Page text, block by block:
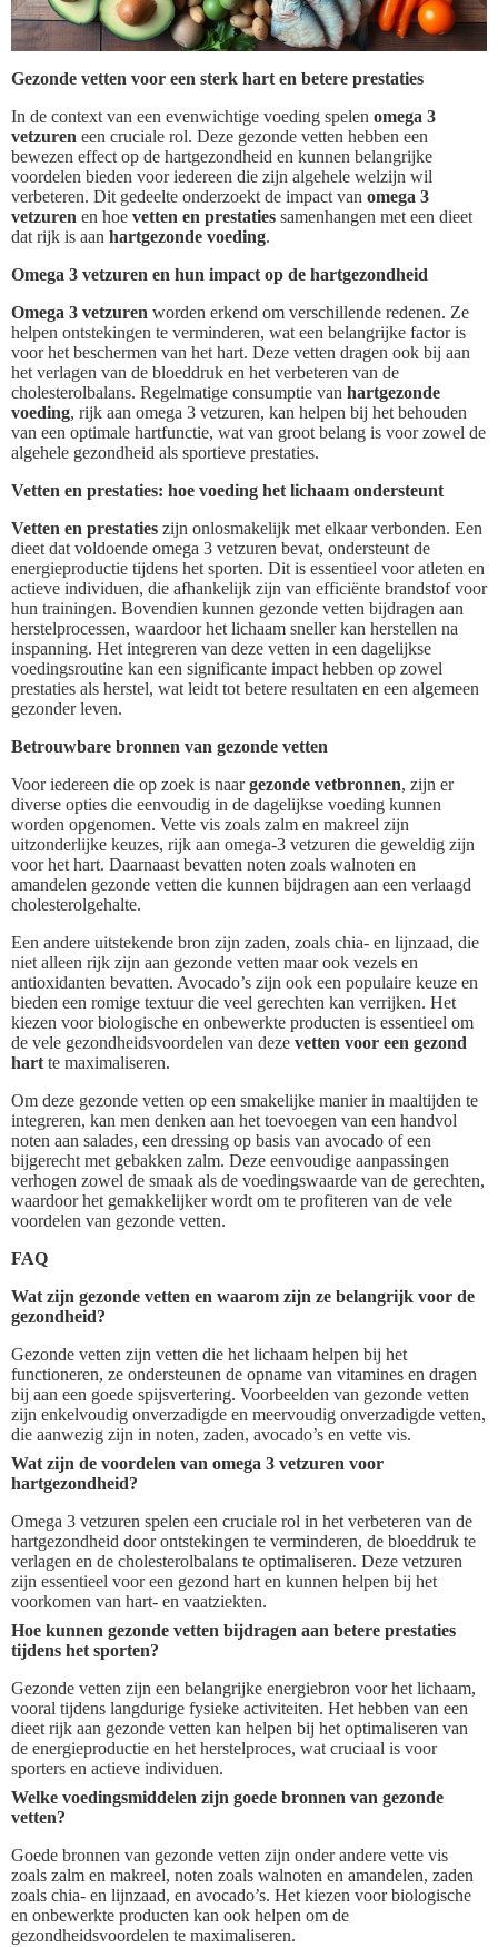
Gezonde vetten voor een sterk hart en betere prestaties
In de context van een evenwichtige voeding spelen omega 3
vetzuren een cruciale rol. Deze gezonde vetten hebben een
bewezen effect op de hartgezondheid en kunnen belangrijke
voordelen bieden voor iedereen die zijn algehele welzijn wil
verbeteren. Dit gedeelte onderzoekt de impact van omega 3
vetzuren en hoe vetten en prestaties samenhangen met een dieet
dat rijk is aan hartgezonde voeding.
Omega 3 vetzuren en hun impact op de hartgezondheid
Omega 3 vetzuren worden erkend om verschillende redenen. Ze
helpen ontstekingen te verminderen, wat een belangrijke factor is
voor het beschermen van het hart. Deze vetten dragen ook bij aan
het verlagen van de bloeddruk en het verbeteren van de
cholesterolbalans. Regelmatige consumptie van hartgezonde
voeding, rijk aan omega 3 vetzuren, kan helpen bij het behouden
van een optimale hartfunctie, wat van groot belang is voor zowel de
algehele gezondheid als sportieve prestaties.
Vetten en prestaties: hoe voeding het lichaam ondersteunt
Vetten en prestaties zijn onlosmakelijk met elkaar verbonden. Een
dieet dat voldoende omega 3 vetzuren bevat, ondersteunt de
energieproductie tijdens het sporten. Dit is essentieel voor atleten en
actieve individuen, die afhankelijk zijn van efficiënte brandstof voor
hun trainingen. Bovendien kunnen gezonde vetten bijdragen aan
herstelprocessen, waardoor het lichaam sneller kan herstellen na
inspanning. Het integreren van deze vetten in een dagelijkse
voedingsroutine kan een significante impact hebben op zowel
prestaties als herstel, wat leidt tot betere resultaten en een algemeen
gezonder leven.
Betrouwbare bronnen van gezonde vetten
Voor iedereen die op zoek is naargezonde vetbronnen, zijn er
diverse opties die eenvoudig in de dagelijkse voeding kunnen
worden opgenomen. Vette vis zoals zalm en makreel zijn
uitzonderlijke keuzes, rijk aan omega-3 vetzuren die geweldig zijn
voor het hart. Daarnaast bevatten noten zoals walnoten en
amandelen gezonde vetten die kunnen bijdragen aan een verlaagd
cholesterolgehalte.
Een andere uitstekende bron zijn zaden, zoals chia- en lijnzaad, die
niet alleen rijk zijn aan gezonde vetten maar ook vezels en
antioxidanten bevatten. Avocado’s zijn ook een populaire keuze en
bieden een romige textuur die veel gerechten kan verrijken. Het
kiezen voor biologische en onbewerkte producten is essentieel om
de vele gezondheidsvoordelen van deze vetten voor een gezond
hart te maximaliseren.
Om deze gezonde vetten op een smakelijke manier in maaltijden te
integreren, kan men denken aan het toevoegen van een handvol
noten aan salades, een dressing op basis van avocado of een
bijgerecht met gebakken zalm. Deze eenvoudige aanpassingen
verhogen zowel de smaak als de voedingswaarde van de gerechten,
waardoor het gemakkelijker wordt om te profiteren van de vele
voordelen van gezonde vetten.
FAQ
Wat zijn gezonde vetten en waarom zijn ze belangrijk voor de
gezondheid?
Gezonde vetten zijn vetten die het lichaam helpen bij het
functioneren, ze ondersteunen de opname van vitamines en dragen
bij aan een goede spijsvertering. Voorbeelden van gezonde vetten
zijn enkelvoudig onverzadigde en meervoudig onverzadigde vetten,
die aanwezig zijn in noten, zaden, avocado’s en vette vis.
Wat zijn de voordelen van omega 3 vetzuren voor
hartgezondheid?
Omega 3 vetzuren spelen een cruciale rol in het verbeteren van de
hartgezondheid door ontstekingen te verminderen, de bloeddruk te
verlagen en de cholesterolbalans te optimaliseren. Deze vetzuren
zijn essentieel voor een gezond hart en kunnen helpen bij het
voorkomen van hart- en vaatziekten.
Hoe kunnen gezonde vetten bijdragen aan betere prestaties
tijdens het sporten?
Gezonde vetten zijn een belangrijke energiebron voor het lichaam,
vooral tijdens langdurige fysieke activiteiten. Het hebben van een
dieet rijk aan gezonde vetten kan helpen bij het optimaliseren van
de energieproductie en het herstelproces, wat cruciaal is voor
sporters en actieve individuen.
Welke voedingsmiddelen zijn goede bronnen van gezonde
vetten?
Goede bronnen van gezonde vetten zijn onder andere vette vis
zoals zalm en makreel, noten zoals walnoten en amandelen, zaden
zoals chia- en lijnzaad, en avocado’s. Het kiezen voor biologische
en onbewerkte producten kan ook helpen om de
gezondheidsvoordelen te maximaliseren.